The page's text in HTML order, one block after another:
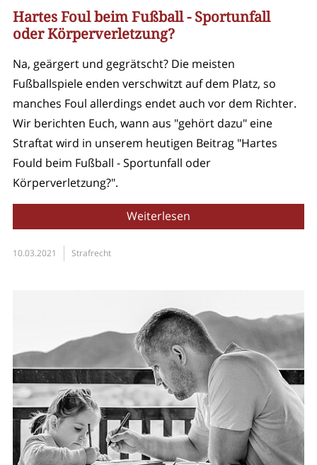
Hartes Foul beim Fußball - Sportunfall
oder Körperverletzung?
Na, geärgert und gegrätscht? Die meisten
Fußballspiele enden verschwitzt auf dem Platz, so
manches Foul allerdings endet auch vor dem Richter.
Wir berichten Euch, wann aus "gehört dazu" eine
Straftat wird in unserem heutigen Beitrag "Hartes
Fould beim Fußball - Sportunfall oder
Körperverletzung?".
Weiterlesen
10.03.2021 Strafrecht